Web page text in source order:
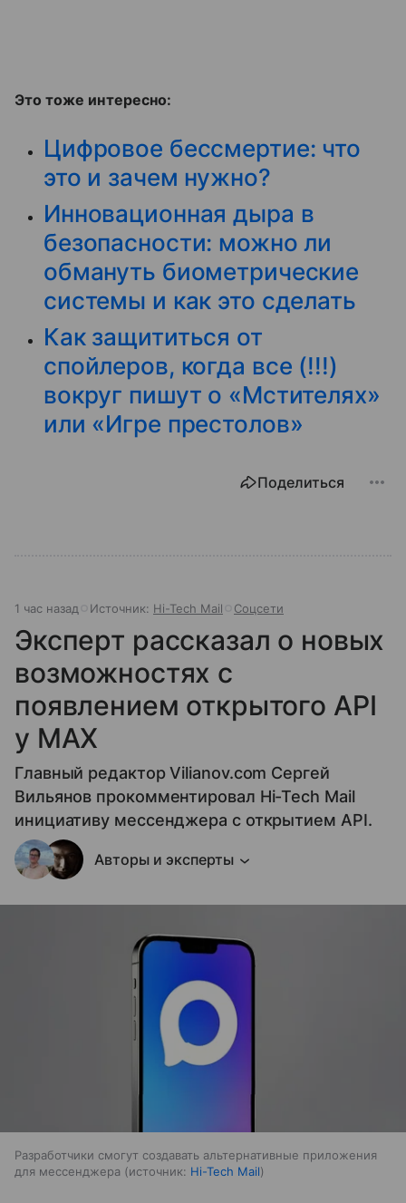
Это тоже интересно:
Цифровое бессмертие: что
это и зачем нужно?
Инновационная дыра в
безопасности: можно ли
обмануть биометрические
системы и как это сделать
Как защититься от
спойлеров, когда все (!!!)
вокруг пишут о «Мстителях»
или «Игре престолов»
Поделиться
1 час назад Источник: Hi-Tech Mail Соцсети
Эксперт рассказал о новых
возможностях с
появлением открытого API
у МАХ
Главный редактор Vilianov.com Сергей
Вильянов прокомментировал Hi-Tech Mail
инициативу мессенджера с открытием API.
Авторы и эксперты
Разработчики смогут создавать альтернативные приложения
для мессенджера
источник: Hi-Tech Mail